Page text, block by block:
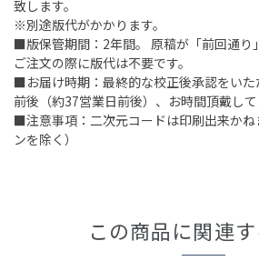
致します。
※別途版代がかかります。
■版保管期間：2年間。 原稿が「前回通り
ご注文の際に版代は不要です。
■お届け時期：最終的な校正後承認をい
前後（約37営業日前後）、お時間頂戴して
■注意事項：二次元コードは印刷出来かね
ンを除く）
この商品に関連